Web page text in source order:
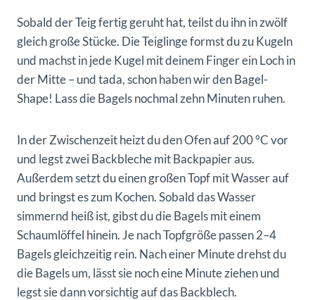
Sobald der Teig fertig geruht hat, teilst du ihn in zwölf
gleich große Stücke. Die Teiglinge formst du zu Kugeln
und machst in jede Kugel mit deinem Finger ein Loch in
der Mitte – und tada, schon haben wir den Bagel-
Shape! Lass die Bagels nochmal zehn Minuten ruhen.
In der Zwischenzeit heizt du den Ofen auf 200 °C vor
und legst zwei Backbleche mit Backpapier aus.
Außerdem setzt du einen großen Topf mit Wasser auf
und bringst es zum Kochen. Sobald das Wasser
simmernd heiß ist, gibst du die Bagels mit einem
Schaumlöffel hinein. Je nach Topfgröße passen 2–4
Bagels gleichzeitig rein. Nach einer Minute drehst du
die Bagels um, lässt sie noch eine Minute ziehen und
legst sie dann vorsichtig auf das Backblech.